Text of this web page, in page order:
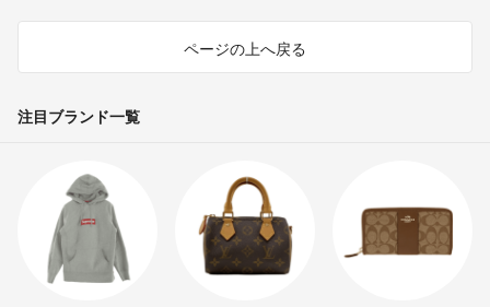
ページの上へ戻る
注目ブランド一覧